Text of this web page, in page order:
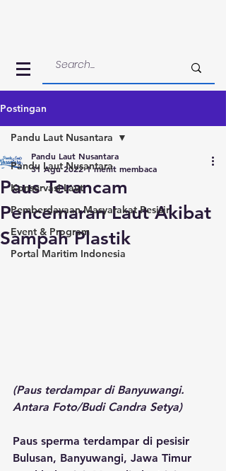
Postingan
Pandu Laut Nusantara
Konservasi Laut
Pemberdayaan Masyarakat Pesisir
Event & Program
Portal Maritim Indonesia
Pandu Laut Nusantara
Paus Terancam
Pencemaran Laut Akibat
Sampah Plastik
Pandu Laut Nusantara
31 Agu 2022 1 menit membaca
(Paus terdampar di Banyuwangi.
Antara Foto/Budi Candra Setya)
Paus sperma terdampar di pesisir
Bulusan, Banyuwangi, Jawa Timur